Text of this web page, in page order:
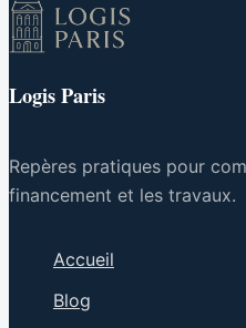
Logis Paris
Repères pratiques pour
financement et les travaux.
Accueil
Blog